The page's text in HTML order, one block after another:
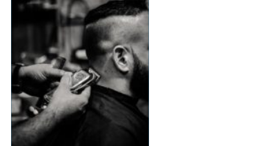
en maskin är ny.
Samtidigt kräver ett
andrahandsköp mer
eftertanke. Den som vill
köpa